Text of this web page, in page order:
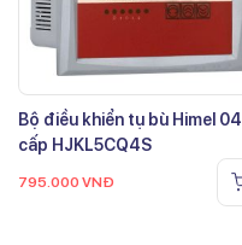
Bộ điều khiển tụ bù Himel 04
cấp HJKL5CQ4S
795.000 VNĐ